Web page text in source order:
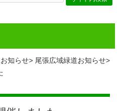
お知らせ
尾張広域緑道お知らせ